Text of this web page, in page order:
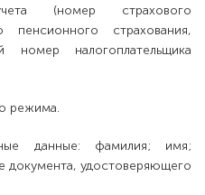
(номер страхового
пенсионного страхования,
номер налогоплательщика
режима.
данные: фамилия; имя;
документа, удостоверяющего